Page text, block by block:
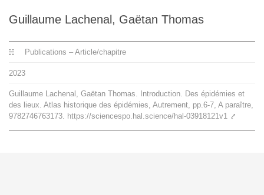
Recrutement
Guillaume Lachenal, Gaëtan Thomas
Publications – Article/chapitre
2023
Guillaume Lachenal, Gaëtan Thomas. Introduction. Des épidémies et
des lieux. Atlas historique des épidémies, Autrement, pp.6-7, A paraître,
9782746763173. https://sciencespo.hal.science/hal-03918121v1 ⤤